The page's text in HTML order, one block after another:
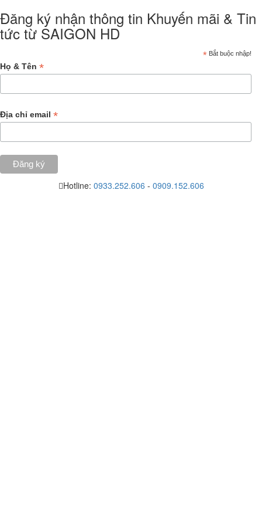
Đăng ký nhận thông tin Khuyến mãi & Tin
tức từ SAIGON HD
* Bắt buộc nhập!
Họ & Tên *
Địa chỉ email *
Hotline: 0933.252.606 - 0909.152.606